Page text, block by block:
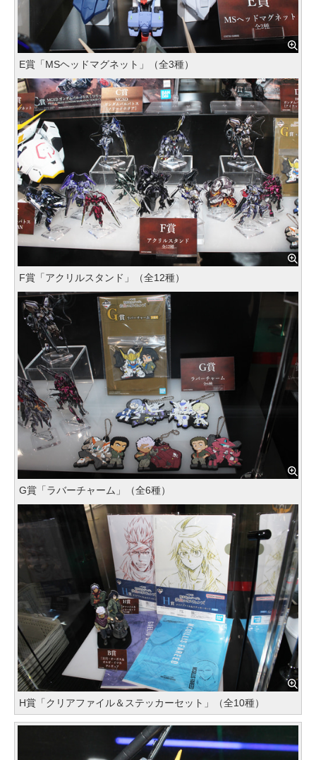
E賞「MSヘッドマグネット」（全3種）
F賞「アクリルスタンド」（全12種）
G賞「ラバーチャーム」（全6種）
H賞「クリアファイル＆ステッカーセット」（全10種）